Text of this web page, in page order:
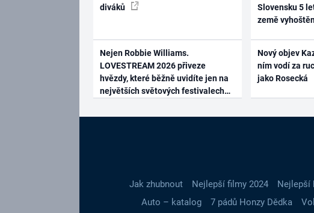
diváků
Nejen Robbie Williams.
LOVESTREAM 2026 přiveze
hvězdy, které běžně uvidíte jen na
největších světových festivalech
Slovensku 5
země
Nový objev
ním vodí za
jako Rosecká
Jak zhubnout Nejlepší filmy 2024 Nejlepší
Auto – katalog
7 pádů Honzy Dědka